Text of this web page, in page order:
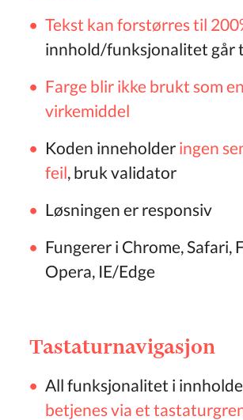
Tekst kan forstørres til
innhold/funksjonalitet går
Farge blir ikke brukt som
virkemiddel
Koden inneholder ingen
feil, bruk validator
Løsningen er responsiv
Fungerer i Chrome, Safari,
Opera, IE/Edge
Tastaturnavigasjon
All funksjonalitet i
betjenes via et